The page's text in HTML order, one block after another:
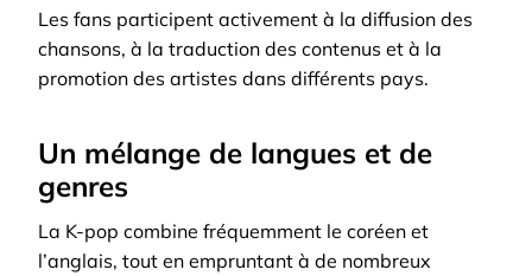
Les fans participent activement à la diffusion des
chansons, à la traduction des contenus et à la
promotion des artistes dans différents pays.
Un mélange de langues et de
genres
La K-pop combine fréquemment le coréen et
l’anglais, tout en empruntant à de nombreux